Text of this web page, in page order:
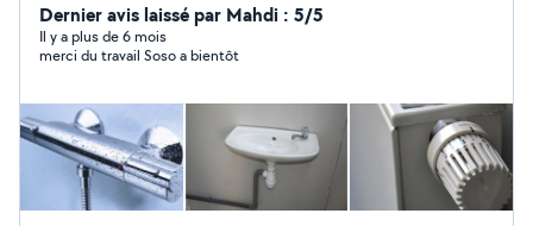
Dernier avis laissé par Mahdi : 5/5
Il y a plus de 6 mois
merci du travail Soso a bientôt